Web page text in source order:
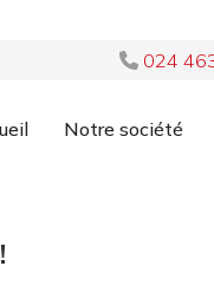
024
Notre société